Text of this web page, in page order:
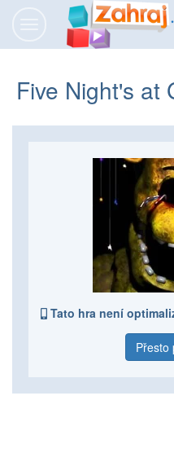
Five Night's at
Tato hra není
Přesto